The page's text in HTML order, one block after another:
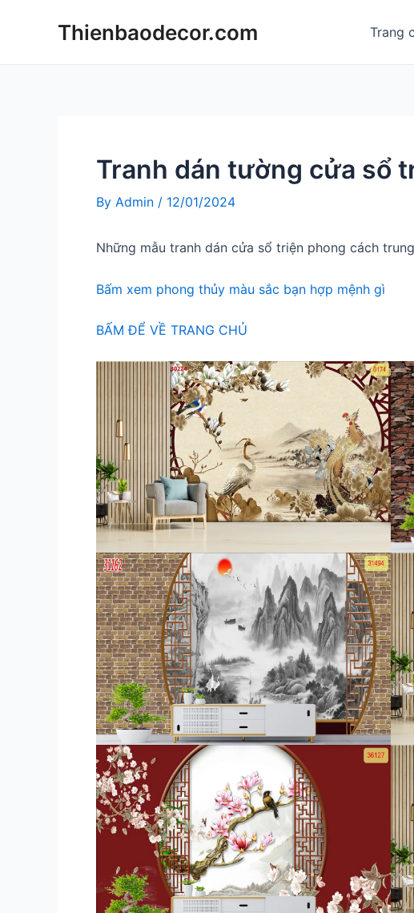
Thienbaodecor.com Trang
Tranh dán tường cửa sổ
By Admin / 12/01/2024
Những mẫu tranh dán cửa sổ triện phong cách
Bấm xem phong thủy màu sắc bạn hợp mệnh gì
BẤM ĐỂ VỀ TRANG CHỦ